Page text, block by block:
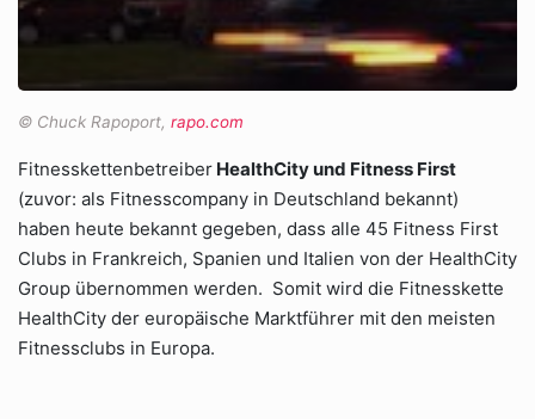
© Chuck Rapoport, rapo.com
Fitnesskettenbetreiber HealthCity und Fitness First
(zuvor: als Fitnesscompany in Deutschland bekannt)
haben heute bekannt gegeben, dass alle 45 Fitness First
Clubs in Frankreich, Spanien und Italien von der HealthCity
Group übernommen werden. Somit wird die Fitnesskette
HealthCity der europäische Marktführer mit den meisten
Fitnessclubs in Europa.